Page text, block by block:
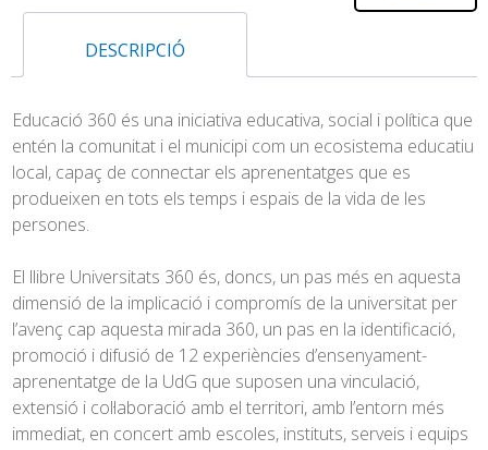
DESCRIPCIÓ
Educació 360 és una iniciativa educativa, social i política que
entén la comunitat i el municipi com un ecosistema educatiu
local, capaç de connectar els aprenentatges que es
produeixen en tots els temps i espais de la vida de les
persones.
El llibre Universitats 360 és, doncs, un pas més en aquesta
dimensió de la implicació i compromís de la universitat per
l’avenç cap aquesta mirada 360, un pas en la identificació,
promoció i difusió de 12 experiències d’ensenyament-
aprenentatge de la UdG que suposen una vinculació,
extensió i col·laboració amb el territori, amb l’entorn més
immediat, en concert amb escoles, instituts, serveis i equips